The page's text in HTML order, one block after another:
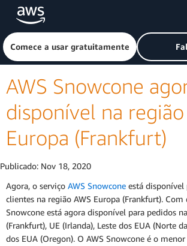
Pular para o conteúdo principal
Clique aqui para voltar à página
Comece a usar gratuitamente
AWS Snowcone
disponível na região
Europa (Frankfurt)
Publicado: Nov 18, 2020
Agora, o serviço AWS Snowcone está disponível
clientes na região AWS Europa (Frankfurt).
Snowcone está agora disponível para pedidos
(Frankfurt), UE (Irlanda), Leste dos EUA (Norte
dos EUA (Oregon). O AWS Snowcone é o